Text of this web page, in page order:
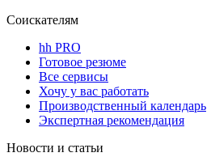
Соискателям
hh PRO
Готовое резюме
Все сервисы
Хочу у вас работать
Производственный календарь
Экспертная рекомендация
Новости и статьи